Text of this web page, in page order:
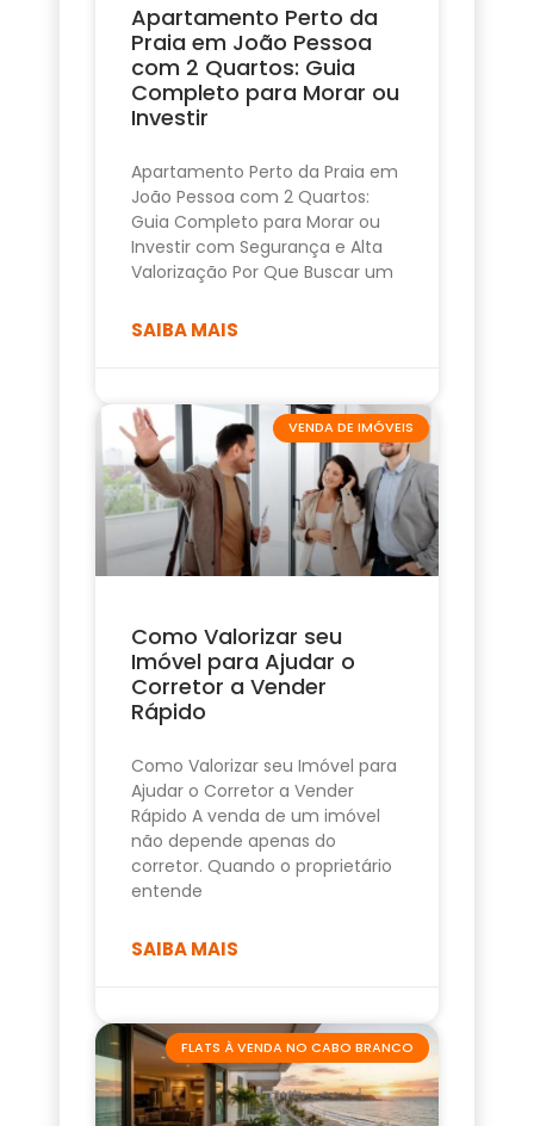
Apartamento Perto da
Praia em João Pessoa
com 2 Quartos: Guia
Completo para Morar ou
Investir
Apartamento Perto da Praia em
João Pessoa com 2 Quartos:
Guia Completo para Morar ou
Investir com Segurança e Alta
Valorização Por Que Buscar um
SAIBA MAIS
VENDA DE IMÓVEIS
Como Valorizar seu
Imóvel para Ajudar o
Corretor a Vender
Rápido
Como Valorizar seu Imóvel para
Ajudar o Corretor a Vender
Rápido A venda de um imóvel
não depende apenas do
corretor. Quando o proprietário
entende
SAIBA MAIS
FLATS À VENDA NO CABO BRANCO